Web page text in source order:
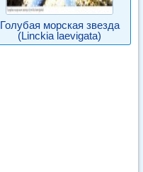
Голубая морская звезда
(Linckia laevigata)